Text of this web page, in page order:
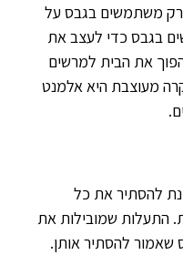
משתמשים בגבס על
בגבס כדי לעצב את
את הבית למרשים
מעוצבת היא אלמנט
להסתיר את כל
התעלות שמובילות את
שאמור להסתיר אותן.